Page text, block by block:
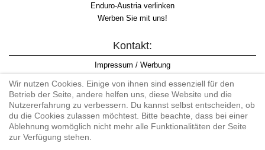
Enduro-Austria verlinken
Werben Sie mit uns!
Kontakt:
Impressum / Werbung
Datenschutzinformation
Informationspflicht WKO
AGB
Wir nutzen Cookies. Einige von ihnen sind essenziell für den
Betrieb der Seite, andere helfen uns, diese Website und die
Nutzererfahrung zu verbessern. Du kannst selbst entscheiden, ob
du die Cookies zulassen möchtest. Bitte beachte, dass bei einer
Ablehnung womöglich nicht mehr alle Funktionalitäten der Seite
zur Verfügung stehen.